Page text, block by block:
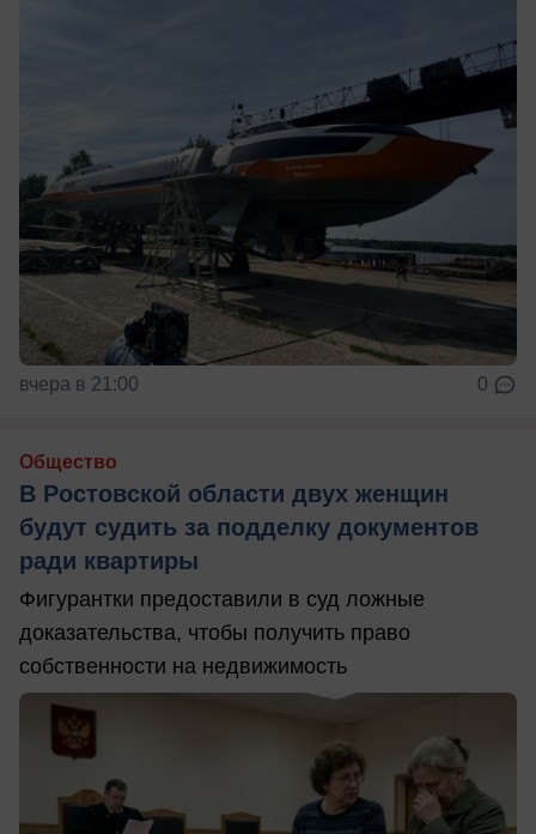
вчера в 21:00 0
Общество
В Ростовской области двух женщин
будут судить за подделку документов
ради квартиры
Фигурантки предоставили в суд ложные
доказательства, чтобы получить право
собственности на недвижимость